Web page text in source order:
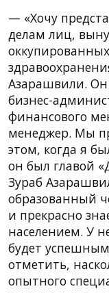
— «Хочу
делам лиц,
Азарашвили. Он
бизнес-
финансового
менеджер. Мы
этом, когда я
он был главой
Зураб
образованный
и прекрасно
населением. У
будет
отметить,
опытного